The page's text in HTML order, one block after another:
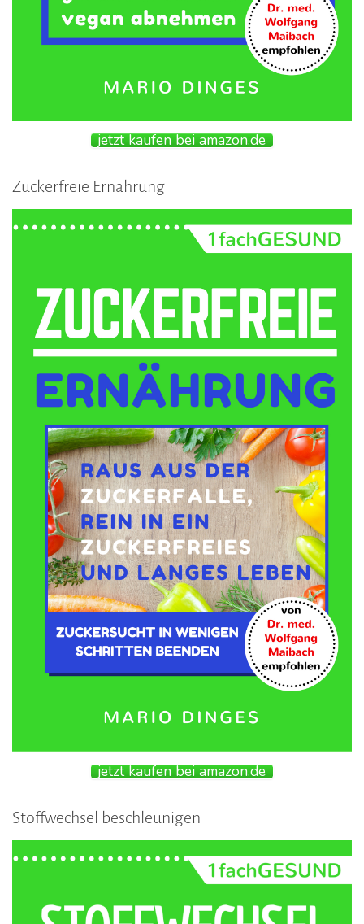
jetzt kaufen bei amazon.de
Zuckerfreie Ernährung
jetzt kaufen bei amazon.de
Stoffwechsel beschleunigen